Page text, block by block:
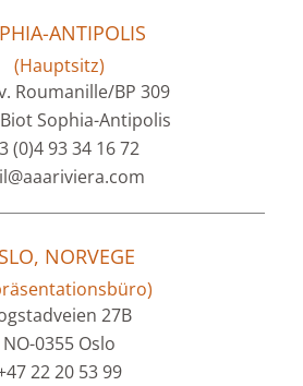
ANTIPOLIS
(Hauptsitz)
Roumanille/BP 309
Sophia-Antipolis
(0)4 93 34 16 72
NORVEGE
27B
NO-0355 Oslo
22 20 53 99